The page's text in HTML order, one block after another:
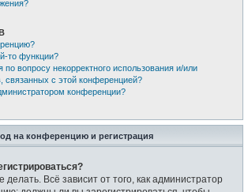
то функции?
вопросу некорректного использования и/или
связанных с этой конференцией?
конференции?
на конференцию и регистрация
делать. Всё зависит от того, как администратор